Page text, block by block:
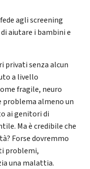
agli screening
aiutare i bambini e
privati senza alcun
a livello
fragile, neuro
problema almeno un
ai genitori di
Ma è credibile che
Forse dovremmo
problemi,
una malattia.